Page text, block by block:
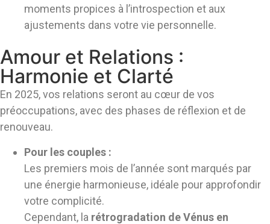
moments propices à l’introspection et aux
ajustements dans votre vie personnelle.
Amour et Relations :
Harmonie et Clarté
En 2025, vos relations seront au cœur de vos
préoccupations, avec des phases de réflexion et de
renouveau.
Pour les couples :
Les premiers mois de l’année sont marqués par
une énergie harmonieuse, idéale pour approfondir
votre complicité.
Cependant, la rétrogradation de Vénus en